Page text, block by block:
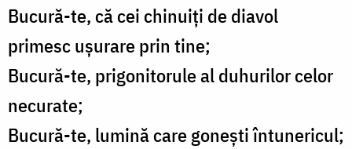
Bucură-te, că cei chinuiţi de diavol
primesc uşurare prin tine;
Bucură-te, prigonitorule al duhurilor celor
necurate;
Bucură-te, lumină care goneşti întunericul;